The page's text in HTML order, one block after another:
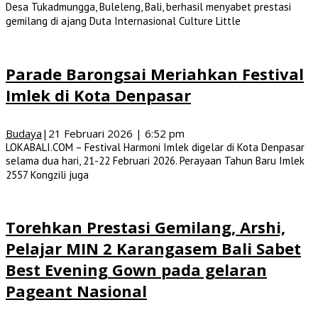
Desa Tukadmungga, Buleleng, Bali, berhasil menyabet prestasi
gemilang di ajang Duta Internasional Culture Little
Parade Barongsai Meriahkan Festival
Imlek di Kota Denpasar
Budaya | 21 Februari 2026 | 6:52 pm
LOKABALI.COM – Festival Harmoni Imlek digelar di Kota Denpasar
selama dua hari, 21-22 Februari 2026. Perayaan Tahun Baru Imlek
2557 Kongzili juga
Torehkan Prestasi Gemilang, Arshi,
Pelajar MIN 2 Karangasem Bali Sabet
Best Evening Gown pada gelaran
Pageant Nasional